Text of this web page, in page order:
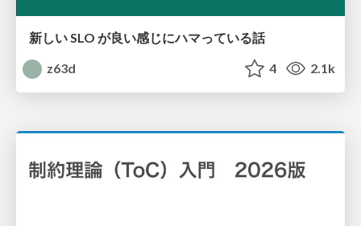
新しい SLO が良い感じにハマっている話
z63d
4 2.1k